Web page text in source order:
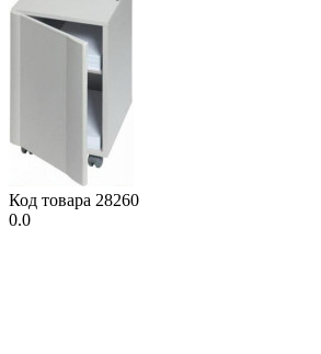
Код товара 28260
0.0